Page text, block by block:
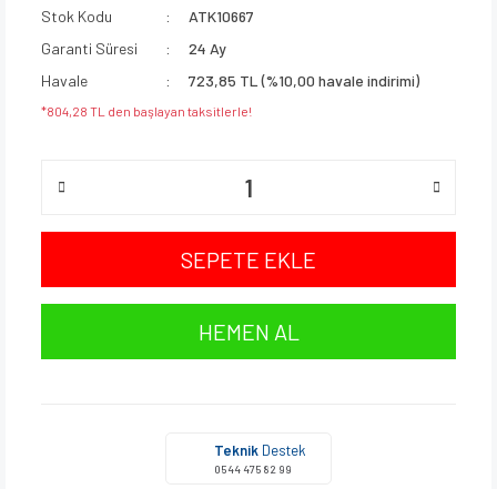
Stok Kodu
ATK10667
Garanti Süresi
24 Ay
Havale
723,85 TL (%10,00 havale indirimi)
*804,28 TL den başlayan taksitlerle!
SEPETE EKLE
HEMEN AL
Teknik Destek
0544 475 82 99